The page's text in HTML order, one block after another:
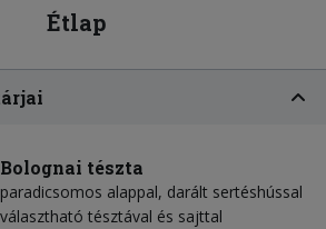
Étlap
Bolognai tészta
paradicsomos alappal, darált sertéshússal
választható tésztával és sajttal